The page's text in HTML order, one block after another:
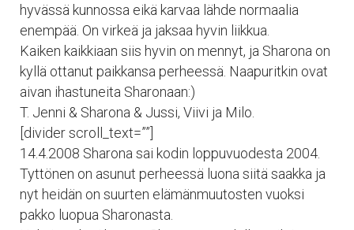
hyvässä kunnossa eikä karvaa lähde normaalia
enempää. On virkeä ja jaksaa hyvin liikkua.
Kaiken kaikkiaan siis hyvin on mennyt, ja Sharona on
kyllä ottanut paikkansa perheessä. Naapuritkin ovat
aivan ihastuneita Sharonaan:)
T. Jenni & Sharona & Jussi, Viivi ja Milo.
[divider scroll_text=””]
14.4.2008 Sharona sai kodin loppuvuodesta 2004.
Tyttönen on asunut perheessä luona siitä saakka ja
nyt heidän on suurten elämänmuutosten vuoksi
pakko luopua Sharonasta.